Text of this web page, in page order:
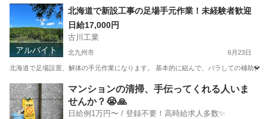
福岡 北九州市 その他 ボイラー
アルバイト
北海道で新設工事の足場手元作業！未経験者歓迎
日給17,000円
古川工業
北九州市 6月23日
北海道で足場設置、解体の手元作業になります。 基本的に組んで、バラしての補
福岡 北九州市 建築 手元
マンションの清掃、手伝ってくれる人いま
せんか？😭🙏
日給例1万円〜 / 登録不要！高時給求人多数✨